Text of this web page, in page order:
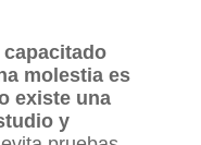
molestia es
existe una
y